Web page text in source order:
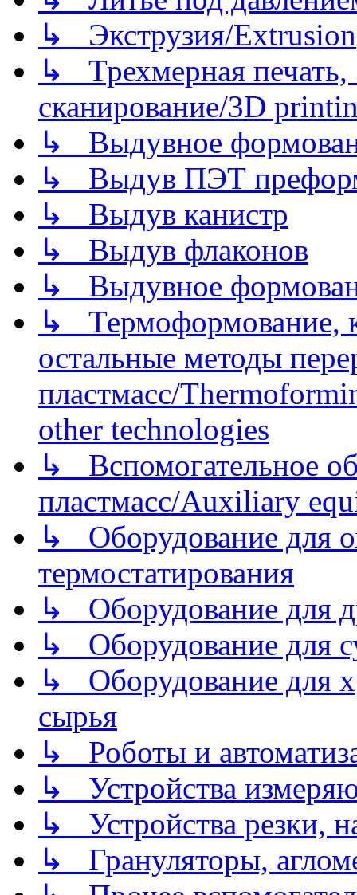
↳ Экструзия/Extrusion
↳ Трехмерная
сканирование/3D
↳ Выдувное
↳ Выдув ПЭТ
↳ Выдув канистр
↳ Выдув флаконов
↳ Выдувное
↳ Термоформование,
остальные методы
пластмасс/
other technologies
↳ Вспомогательное
пластмасс/Auxiliary
↳ Оборудование для
термостатирования
↳ Оборудование для
↳ Оборудование для
↳ Оборудование для
сырья
↳ Роботы и
↳ Устройства
↳ Устройства резки,
↳ Грануляторы,